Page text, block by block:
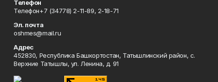
Телефон
Телефон+7 (34778) 2-11-89, 2-18-71
Эл. почта
oshmes@mail.ru
Адрес
452830, Республика Башкортостан, Татышлинский район, с.
Верхние Татышлы, ул. Ленина, д. 91